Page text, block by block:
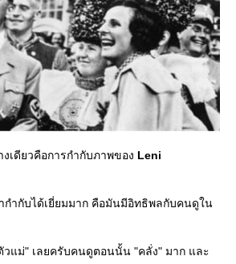
งเดียวคือการกำกับภาพของ Leni
กำกับได้เยี่ยมมาก คือมันมีอิทธิพลกับคนดูใน
วแม่" เลยครับคนดูตอนนั้น "คลั่ง" มาก และ